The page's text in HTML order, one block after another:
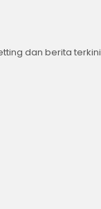
dan berita terkini